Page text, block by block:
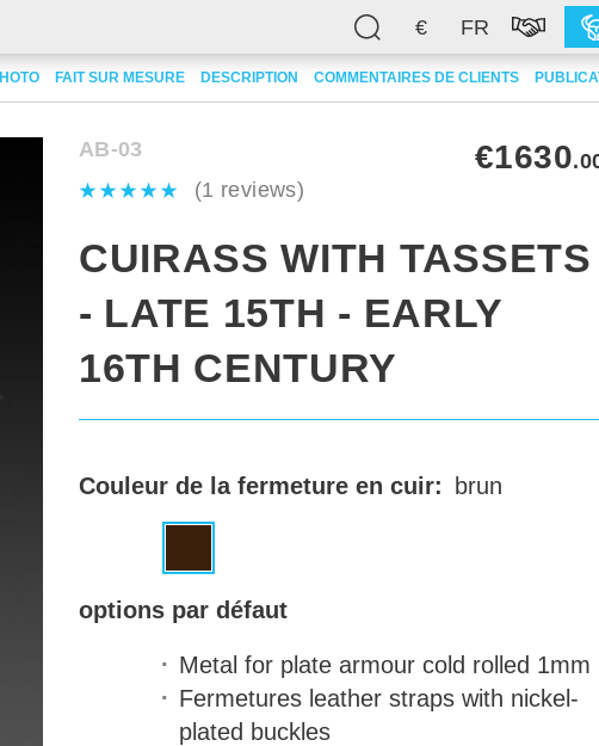
€ FR
- late 15th - early 16th century
FAIT SUR MESURE DESCRIPTION COMMENTAIRES DE CLIENTS
AB-03
(1 reviews)
€1630
CUIRASS WITH TASSETS
- LATE 15TH - EARLY
16TH CENTURY
Couleur de la fermeture en cuir: brun
options par défaut
Metal for plate armour cold rolled 1mm
Fermetures leather straps with nickel-
plated buckles